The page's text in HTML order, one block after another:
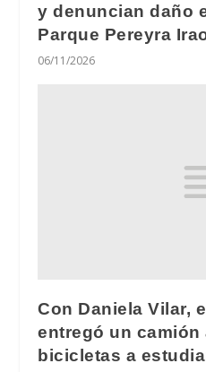
y denuncian daño
Parque Pereyra
06/11/2026
Con Daniela Vilar,
entregó un
bicicletas a